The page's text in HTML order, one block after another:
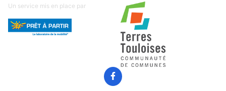
Un service mis en place par